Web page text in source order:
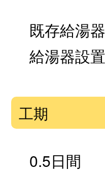
既存給湯
給湯器設
工期
0.5日間